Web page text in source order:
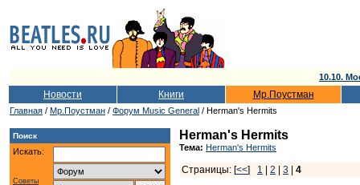
10.10.
Новости Книги Мр.Поустман
Главная / Мр.Поустман / Форум Music General / Herman's Hermits
Поиск
Искать:
Советы
Herman's Hermits
Тема: Herman's Hermits
Страницы: [<<] 1 2 3
4